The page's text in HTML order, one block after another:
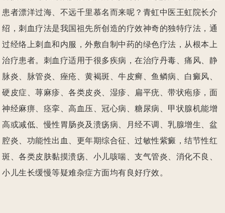
患者漂洋过海、不远千里慕名而来呢？青虹中医王虹院长介
绍，刺血疗法是我国祖先所创造的疗效神奇的独特疗法，通
过经络上刺血和内服，外敷自制中药的绿色疗法，从根本上
治疗患者。刺血疗适用于很多疾病，在治疗丹毒、痛风、静
脉炎、脉管炎、痤疮、黄褐斑、牛皮癣、鱼鳞病、白癜风、
硬皮症、荨麻疹、各类皮炎、湿疹、扁平疣、带状疱疹，面
神经麻痹、痉挛、高血压、冠心病、糖尿病、甲状腺机能增
高或减低、慢性胃肠炎及溃疡病、月经不调、乳腺增生、盆
腔炎、功能性出血、更年期综合征、过敏性紫癜，结节性红
斑、各类皮肤黏摸溃疡、小儿咳喘、支气管炎、消化不良、
小儿生长缓慢等疑难杂症方面均有良好疗效。